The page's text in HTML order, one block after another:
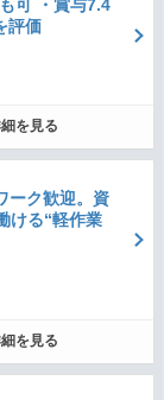
可 ・賞与7.4
評価
を見る
ーク歓迎。資
ける“軽作業
を見る